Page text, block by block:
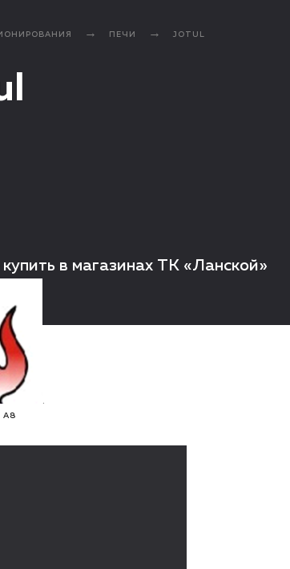
ПЕЧИ JOTUL
в магазинах ТК «Ланской»
.
А8